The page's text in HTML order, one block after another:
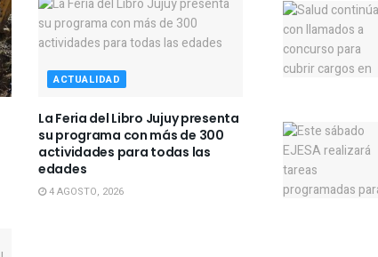
ACTUALIDAD
La Feria del Libro Jujuy presenta
su programa con más de 300
actividades para todas las
edades
4 AGOSTO, 2026